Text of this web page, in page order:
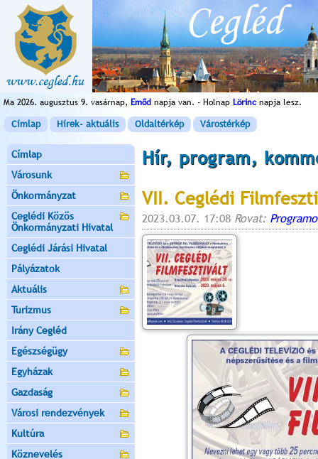
Ma 2026. augusztus 9. vasárnap, Emőd napja van. - Holnap Lörinc napja lesz.
Címlap Hírek- aktuális Oldaltérkép Várostérkép
Címlap
Városunk
Önkormányzat
Ceglédi Közös
Önkormányzati Hivatal
Ceglédi Járási Hivatal
Pályázatok
Aktuális
Turizmus
Irány Cegléd
Egészségügy
Egyházak
Gazdaság
Városi rendezvények
Kultúra
Köznevelés
Hír, program,
VII. Ceglédi
2023.03.07. 17:08 Rovat: